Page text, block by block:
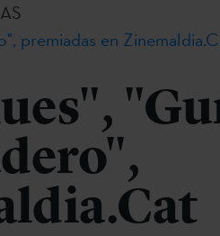
premiadas en